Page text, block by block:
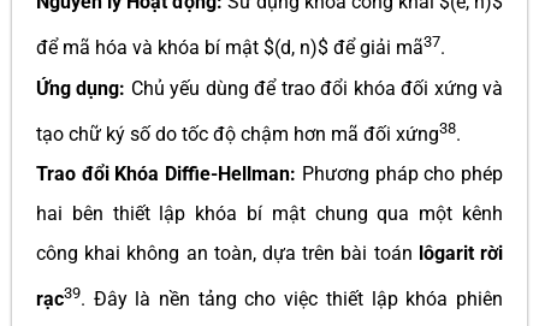
để mã hóa và khóa bí mật $(d, n)$ để giải mã37.
Ứng dụng: Chủ yếu dùng để trao đổi khóa đối xứng và
tạo chữ ký số do tốc độ chậm hơn mã đối xứng38.
Trao đổi Khóa Diffie-Hellman: Phương pháp cho phép
hai bên thiết lập khóa bí mật chung qua một kênh
công khai không an toàn, dựa trên bài toán lôgarit rời
rạc39. Đây là nền tảng cho việc thiết lập khóa phiên